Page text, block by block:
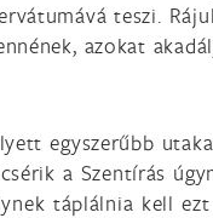
teszi.
azokat
egyszerűbb
a Szentírás
táplálnia kell